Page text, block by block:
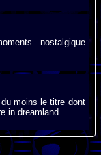
nostalgique
moins le titre dont
in dreamland.